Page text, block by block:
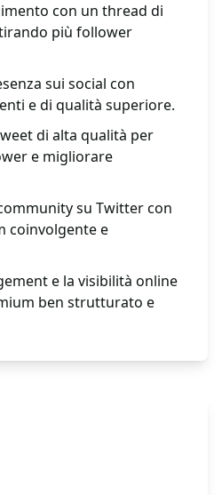
con un thread di
più follower
sui social con
e di qualità superiore.
di alta qualità per
e migliorare
su Twitter con
coinvolgente e
e la visibilità online
ben strutturato e